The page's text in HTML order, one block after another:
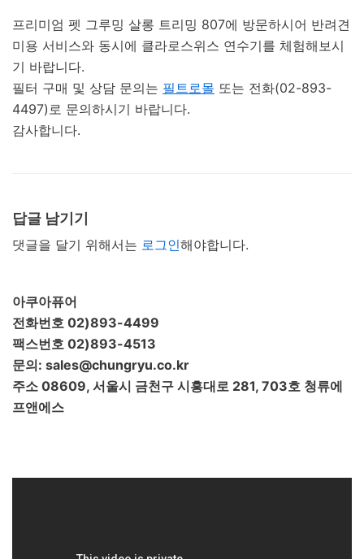
프리미엄 펫 그루밍 살롱 트리밍 807에 방문하시어 반려견
미용 서비스와 동시에 클라로스위스 연수기를 체험해보시
기 바랍니다.
필터 구매 및 상담 문의는 필트로몰 또는 전화(02-893-
4497)로 문의하시기 바랍니다.
감사합니다.
답글 남기기
댓글을 달기 위해서는 로그인해야합니다.
아쿠아퓨어
전화번호 02)893-4499
팩스번호 02)893-4513
문의: sales@chungryu.co.kr
주소 08609, 서울시 금천구 시흥대로 281, 703호 청류에
프앤에스